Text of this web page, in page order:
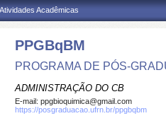
Acadêmicas
PPGBqBM
PROGRAMA DE PÓS-
ADMINISTRAÇÃO DO CB
E-mail: ppgbioquimica@gmail.com
https://posgraduacao.ufrn.br/ppgbqbm